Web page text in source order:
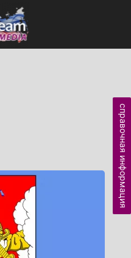
справочная информация